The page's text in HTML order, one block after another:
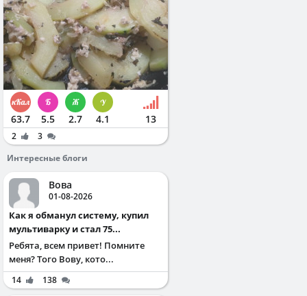
63.7 5.5 2.7 4.1 13
2
3
Интересные блоги
Вова
01-08-2026
Как я обманул систему, купил
мультиварку и стал 75...
Ребята, всем привет! Помните
меня? Того Вову, кото...
14 138